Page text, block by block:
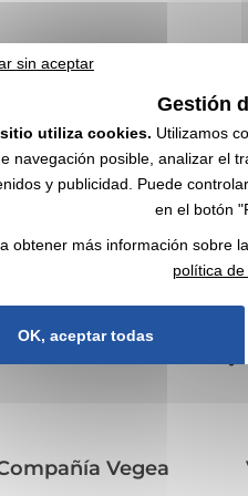
de poliéster de 2 tonos para llevar en la
parche de tela de poliéster para sujetar el...
Vegea
sin aceptar
Gestión
utiliza cookies. Utilizamos
navegación posible, analizar el
y publicidad. Puede
en el botón
obtener más información sobre
política
OK, aceptar todas